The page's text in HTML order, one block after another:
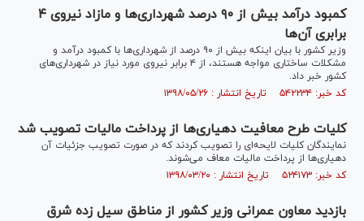
کمبود درآمد بیش از ۹۰ درصد شهرداری‌ها و مازاد نیروی ۴
برابری آن‌ها
وزیر کشور با بیان اینکه بیش از ۹۰ درصد از شهرداری‌ها با کمبود درآمد و
مشکلات ساختاری مواجه هستند، از ۴ برابر نیروی مورد نیاز در شهرداری‌های
کشور خبر داد.
کد خبر: ۵۴۲۲۳۴ تاریخ انتشار : ۱۳۹۸/۰۵/۲۶
کلیات طرح معافیت دهیاری‌ها از پرداخت مالیات تصویب شد
نمایندگان کلیات لایحه‌ای را تصویب کردند که در صورت تصویب جزئیات آن
دهیاری‌ها از پرداخت مالیات معاف می‌شوند.
کد خبر: ۵۲۴۱۷۳ تاریخ انتشار : ۱۳۹۸/۰۳/۲۰
بازدید معاون عمرانی وزیر کشور از مناطق سیل زده شرق